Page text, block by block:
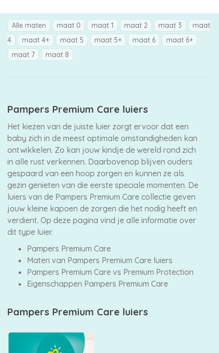
Maten
&
Merken
vergelijken
Alle maten maat 0 maat 1 maat 2 maat 3
maat
4
maat 4+ maat 5 maat 5+ maat 6
maat 6+
maat 7
maat 8
Pampers Premium Care luiers
Het kiezen van de juiste luier zorgt ervoor dat een
baby zich in de meest optimale omstandigheden kan
ontwikkelen. Zo kan jouw kindje de wereld rond zich
in alle rust verkennen. Daarbovenop blijven ouders
gespaard van een hoop zorgen en kunnen ze als
gezin genieten van die eerste speciale momenten. De
luiers van de Pampers Premium Care collectie geven
jouw kleine kapoen de zorgen die het nodig heeft en
verdient. Op deze pagina vind je alle informatie over
dit type luier.
Pampers Premium Care
Maten van Pampers Premium Care luiers
Pampers Premium Care vs Premium Protection
Eigenschappen Pampers Premium Care
Pampers Premium Care luiers